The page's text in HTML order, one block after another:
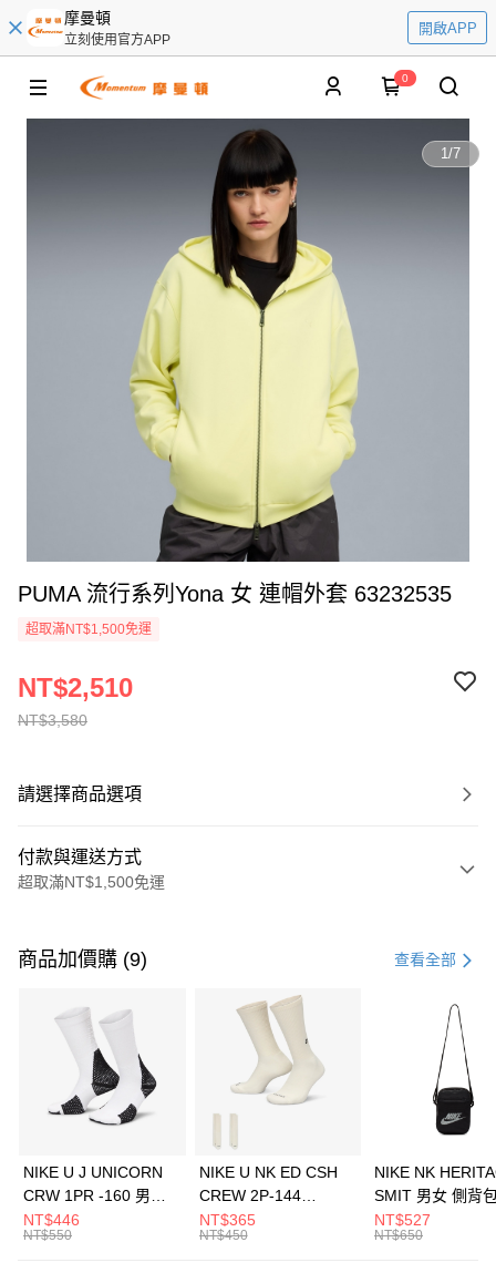
摩曼頓
立刻使用官方APP
開啟APP
0
1/7
PUMA 流行系列Yona 女 連帽外套 63232535
超取滿NT$1,500免運
NT$3,580
NT$2,510
請選擇商品選項
付款與運送方式
超取滿NT$1,500免運
信用卡一次付款
3 期 0 利率 每期 21家銀行
合作金庫商業銀行
第一商業銀行
華南商業銀行
彰化商業銀行
上海商業儲蓄銀行
元大商業銀行
Apple Pay
全盈+PAY
AFTEE先享後付
商品加價購 (9) 查看全部
NIKE U J UNICORN
CRW 1PR -160 男女
中統襪 FZ3393100
NT$446
NT$550
NIKE U NK ED CSH
CREW 2P-144
EMBRDY 男女 短統襪
FZ3073133
NT$365
NT$450
NIKE NK
SMIT 男女 側背
BA5871010
NT$527
NT$650